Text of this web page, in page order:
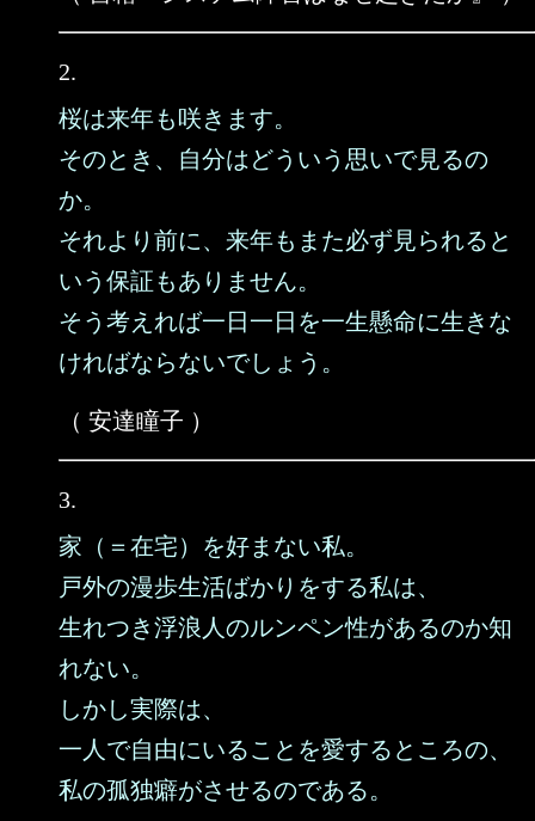
2.
桜は来年も咲きます。
そのとき、自分はどういう思いで見るの
か。
それより前に、来年もまた必ず見られると
いう保証もありません。
そう考えれば一日一日を一生懸命に生きな
ければならないでしょう。
（ 安達瞳子 ）
3.
家（＝在宅）を好まない私。
戸外の漫歩生活ばかりをする私は、
生れつき浮浪人のルンペン性があるのか知
れない。
しかし実際は、
一人で自由にいることを愛するところの、
私の孤独癖がさせるのである。